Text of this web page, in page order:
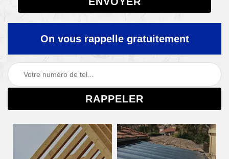
On vous rappelle gratuitement